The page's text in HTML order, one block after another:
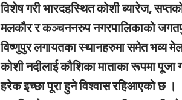
विशेष गरी भारदहस्थित कोशी ब्यारेज,
मलकौर र कञ्चननरुप नगरपालिकाको
विष्णुपुर लगायतका स्थानहरुमा समेत भव्य
कोशी नदीलाई कौशिका माताका रूपमा
हरेक इच्छा पूरा हुने विश्वास रहिआएको छ ।